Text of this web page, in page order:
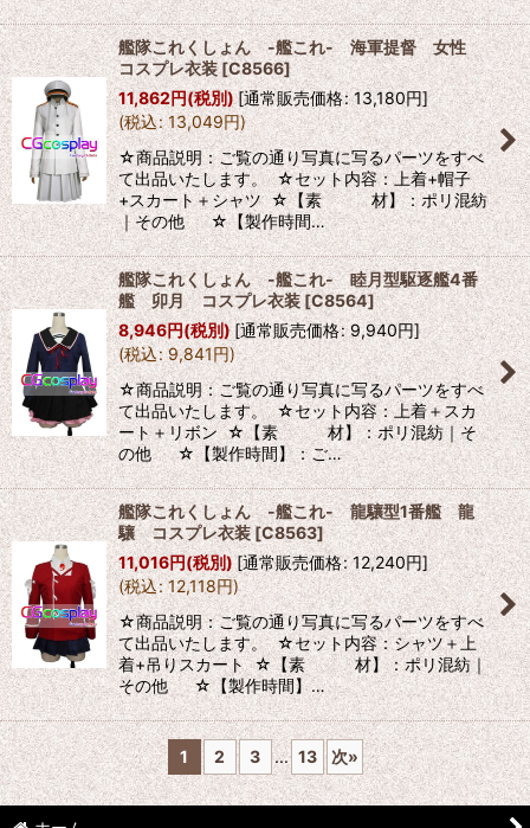
艦隊これくしょん -艦これ- 海軍提督 女性
コスプレ衣装 [C8566]
11,862円(税別) [通常販売価格: 13,180円]
(税込: 13,049円)
☆商品説明：ご覧の通り写真に写るパーツをすべ
て出品いたします。 ☆セット内容：上着+帽子
+スカート＋シャツ ☆【素 材】：ポリ混紡
｜その他 ☆【製作時間…
艦隊これくしょん -艦これ- 睦月型駆逐艦4番
艦 卯月 コスプレ衣装[C8564]
8,946円(税別) [通常販売価格: 9,940円]
(税込: 9,841円)
☆商品説明：ご覧の通り写真に写るパーツをすべ
て出品いたします。 ☆セット内容：上着＋スカ
ート＋リボン ☆【素 材】：ポリ混紡｜そ
の他 ☆【製作時間】：ご…
艦隊これくしょん -艦これ- 龍驤型1番艦 龍
驤 コスプレ衣装[C8563]
11,016円(税別) [通常販売価格: 12,240円]
(税込: 12,118円)
☆商品説明：ご覧の通り写真に写るパーツをすべ
て出品いたします。 ☆セット内容：シャツ＋上
着+吊りスカート ☆【素 材】：ポリ混紡｜
その他 ☆【製作時間】…
1 2 3 ... 13 次»